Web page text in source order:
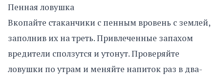
Пенная ловушка
Вкопайте стаканчики с пенным вровень с землей,
заполнив их на треть. Привлеченные запахом
вредители сползутся и утонут. Проверяйте
ловушки по утрам и меняйте напиток раз в два-